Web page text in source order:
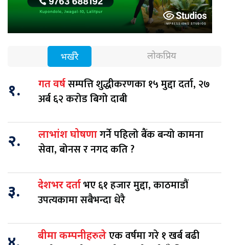
भर्खरै लोकप्रिय
१. गत वर्षसम्पत्ति शुद्धीकरणका १५ मुद्दा दर्ता, २७
अर्ब ६२ करोड बिगो दाबी
२. लाभांश घोषणागर्ने पहिलो बैंक बन्यो कामना
सेवा, बोनस र नगद कति ?
३. देशभर दर्ताभए ६१ हजार मुद्दा, काठमाडौं
उपत्यकामा सबैभन्दा धेरै
बीमा कम्पनीहरुलेएक वर्षमा गरे १ खर्ब बढी